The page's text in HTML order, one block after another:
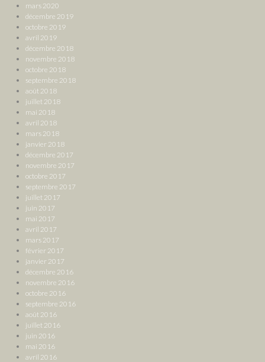
mars 2020
décembre 2019
octobre 2019
avril 2019
décembre 2018
novembre 2018
octobre 2018
septembre 2018
août 2018
juillet 2018
mai 2018
avril 2018
mars 2018
janvier 2018
décembre 2017
novembre 2017
octobre 2017
septembre 2017
juillet 2017
juin 2017
mai 2017
avril 2017
mars 2017
février 2017
janvier 2017
décembre 2016
novembre 2016
octobre 2016
septembre 2016
août 2016
juillet 2016
juin 2016
mai 2016
avril 2016